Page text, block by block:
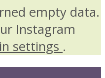
empty data.
Instagram
settings .